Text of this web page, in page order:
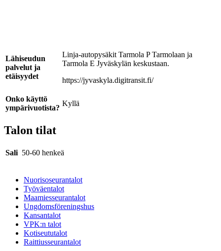
Lähiseudun
palvelut ja
etäisyydet
Linja-autopysäkit Tarmola P Tarmolaan ja
Tarmola E Jyväskylän keskustaan.
https://jyvaskyla.digitransit.fi/
Onko käyttö
ympärivuotista?
Kyllä
Talon tilat
Sali 50-60 henkeä
Nuorisoseurantalot
Työväentalot
Maamiesseurantalot
Ungdomsföreningshus
Kansantalot
VPK:n talot
Kotiseututalot
Raittiusseurantalot